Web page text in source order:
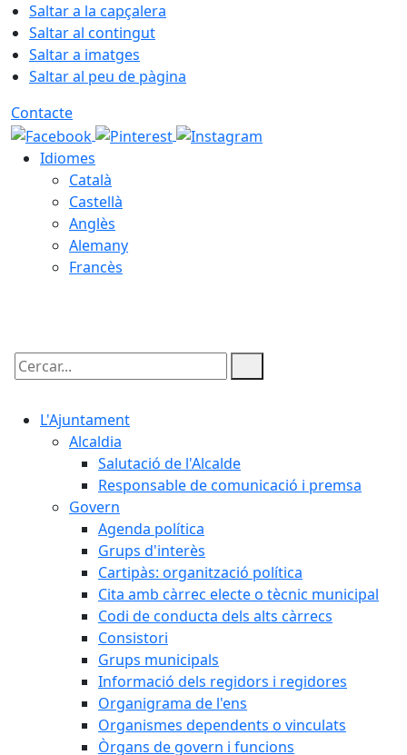
Saltar a la capçalera
Saltar al contingut
Saltar a imatges
Saltar al peu de pàgina
Contacte
Idiomes
Català
Castellà
Anglès
Alemany
Francès
Cercar:
L'Ajuntament
Alcaldia
Salutació de l'Alcalde
Responsable de comunicació i premsa
Govern
Agenda política
Grups d'interès
Cartipàs: organització política
Cita amb càrrec electe o tècnic municipal
Codi de conducta dels alts càrrecs
Consistori
Grups municipals
Informació dels regidors i regidores
Organigrama de l'ens
Organismes dependents o vinculats
Òrgans de govern i funcions